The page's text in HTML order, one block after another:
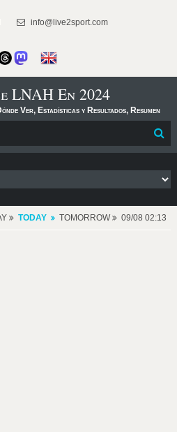
info@live2sport.com
LNAH En 2024
Ver, Estadísticas y Resultados, Resumen
TODAY TOMORROW 09/08 02:13